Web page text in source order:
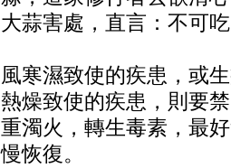
大蒜害處，直言：不可
風寒濕致使的疾患，或
熱燥致使的疾患，則要
重濁火，轉生毒素，最
慢恢復。